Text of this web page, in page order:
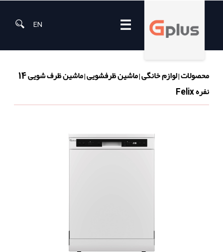
☰
EN
محصولات|لوازم خانگی|ماشین ظرفشویی|
ماشین ظرف شویی 14
نفره Felix